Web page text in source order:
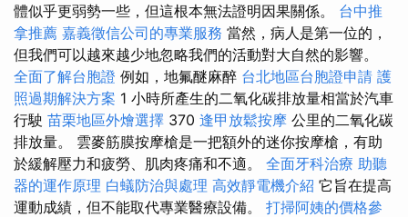
體似乎更弱勢一些，但這根本無法證明因果關係。 台中推
拿推薦 嘉義徵信公司的專業服務 當然，病人是第一位的，
但我們可以越來越少地忽略我們的活動對大自然的影響。
全面了解台胞證 例如，地氟醚麻醉 台北地區台胞證申請 護
照過期解決方案 1 小時所產生的二氧化碳排放量相當於汽車
行駛 苗栗地區外燴選擇 370 逢甲放鬆按摩 公里的二氧化碳
排放量。 雲麥筋膜按摩槍是一把額外的迷你按摩槍，有助
於緩解壓力和疲勞、肌肉疼痛和不適。 全面牙科治療 助聽
器的運作原理 白蟻防治與處理 高效靜電機介紹 它旨在提高
運動成績，但不能取代專業醫療設備。 打掃阿姨的價格參